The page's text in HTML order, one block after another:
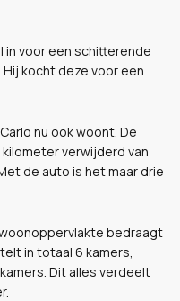
in voor een schitterende
kocht deze voor een
nu ook woont. De
verwijderd van
de auto is het maar drie
bedraagt
in totaal 6 kamers,
Dit alles verdeelt